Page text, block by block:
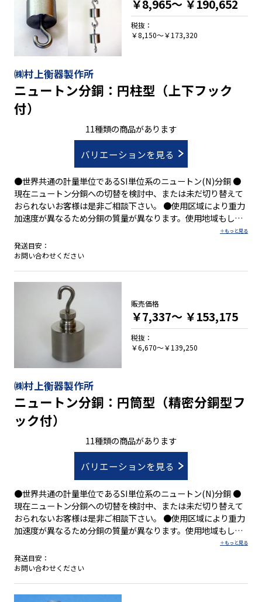
㈱村上衡器製作所
ニュートン分銅：円柱型（上下フック
付）
11種類の商品があります
バリエーションを見る
●世界共通の計量単位であるSI単位系のニュートン(N)分銅 ●
現在ニュートン分銅への切替を検討中、または未だ切り替えて
おられないお客様は是非ご相談下さい。 ●使用区域により重力
加速度が異なるため分銅の質量が異なります。使用地域もしく
は1Nとして必要な質量をお知らせ下さい。 ●JCSSロゴマーク
付校正証明書(質量単位)を発行できます(別途料金)
発送目安：
お問い合わせください
￥8,965～ ￥190,652
税抜：
￥8,150～￥173,320
㈱村上衡器製作所
ニュートン分銅：円筒型（精密分銅型フ
ック付）
11種類の商品があります
バリエーションを見る
●世界共通の計量単位であるSI単位系のニュートン(N)分銅 ●
現在ニュートン分銅への切替を検討中、または未だ切り替えて
おられないお客様は是非ご相談下さい。 ●使用区域により重力
加速度が異なるため分銅の質量が異なります。使用地域もしく
は1Nとして必要な質量をお知らせ下さい。 ●JCSSロゴマーク
付校正証明書(質量単位)を発行できます(別途料金)
発送目安：
お問い合わせください
販売価格
￥7,337～ ￥153,175
税抜：
￥6,670～￥139,250